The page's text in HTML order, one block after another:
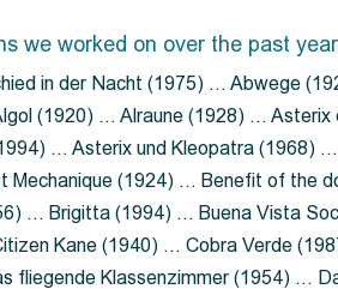
we worked on over the past
in der Nacht (1975) … Abwege
(1920) … Alraune (1928) …
… Asterix und Kleopatra (1968)
(1924) … Benefit of the
… Brigitta (1994) … Buena Vista
Kane (1940) … Cobra Verde
fliegende Klassenzimmer (1954) …